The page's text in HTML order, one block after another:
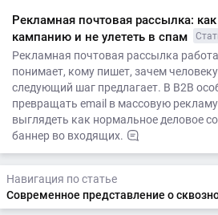
Рекламная почтовая рассылка:
кампанию и не улететь в спам
Рекламная почтовая рассылка
понимает, кому пишет, зачем
следующий шаг предлагает. В B2B
превращать email в массовую
выглядеть как нормальное деловое
баннер во входящих.
Навигация по статье
Современное представление о